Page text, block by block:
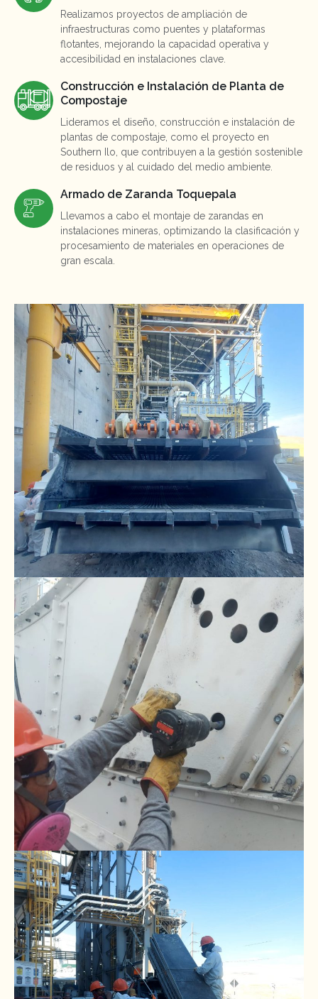
Realizamos proyectos de ampliación de
infraestructuras como puentes y plataformas
flotantes, mejorando la capacidad operativa y
accesibilidad en instalaciones clave.
Construcción e Instalación de Planta de
Compostaje
Lideramos el diseño, construcción e instalación de
plantas de compostaje, como el proyecto en
Southern Ilo, que contribuyen a la gestión sostenible
de residuos y al cuidado del medio ambiente.
Armado de Zaranda Toquepala
Llevamos a cabo el montaje de zarandas en
instalaciones mineras, optimizando la clasificación y
procesamiento de materiales en operaciones de
gran escala.